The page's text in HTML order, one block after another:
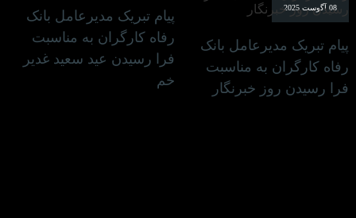
08 آگوست 2025
پیام تبریک مدیرعامل بانک
رفاه کارگران به مناسبت
فرا رسیدن روز خبرنگار
پیام تبریک مدیرعامل بانک
رفاه کارگران به مناسبت
فرا رسیدن عید سعید غدیر
خم